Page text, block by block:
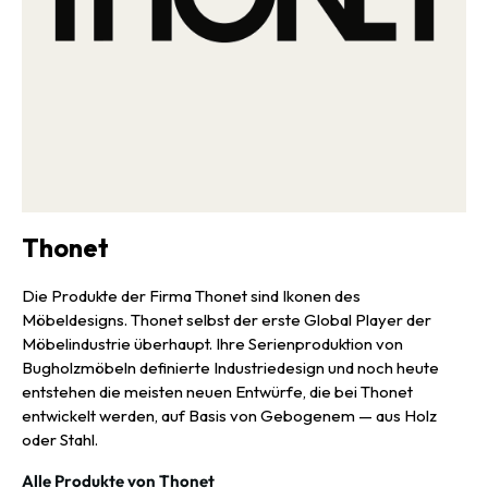
Thonet
Die Produkte der Firma Thonet sind Ikonen des
Möbeldesigns. Thonet selbst der erste Global Player der
Möbelindustrie überhaupt. Ihre Serienproduktion von
Bugholzmöbeln definierte Industriedesign und noch heute
entstehen die meisten neuen Entwürfe, die bei Thonet
entwickelt werden, auf Basis von Gebogenem — aus Holz
oder Stahl.
Alle Produkte von Thonet